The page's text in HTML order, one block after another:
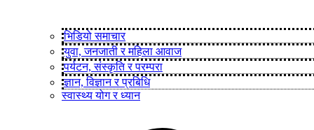
भिडियो समाचार
युवा, जनजाती र महिला आवाज
पर्यटन, संस्कृति र परम्परा
ज्ञान, विज्ञान र प्रबिधि
स्वास्थ्य योग र ध्यान